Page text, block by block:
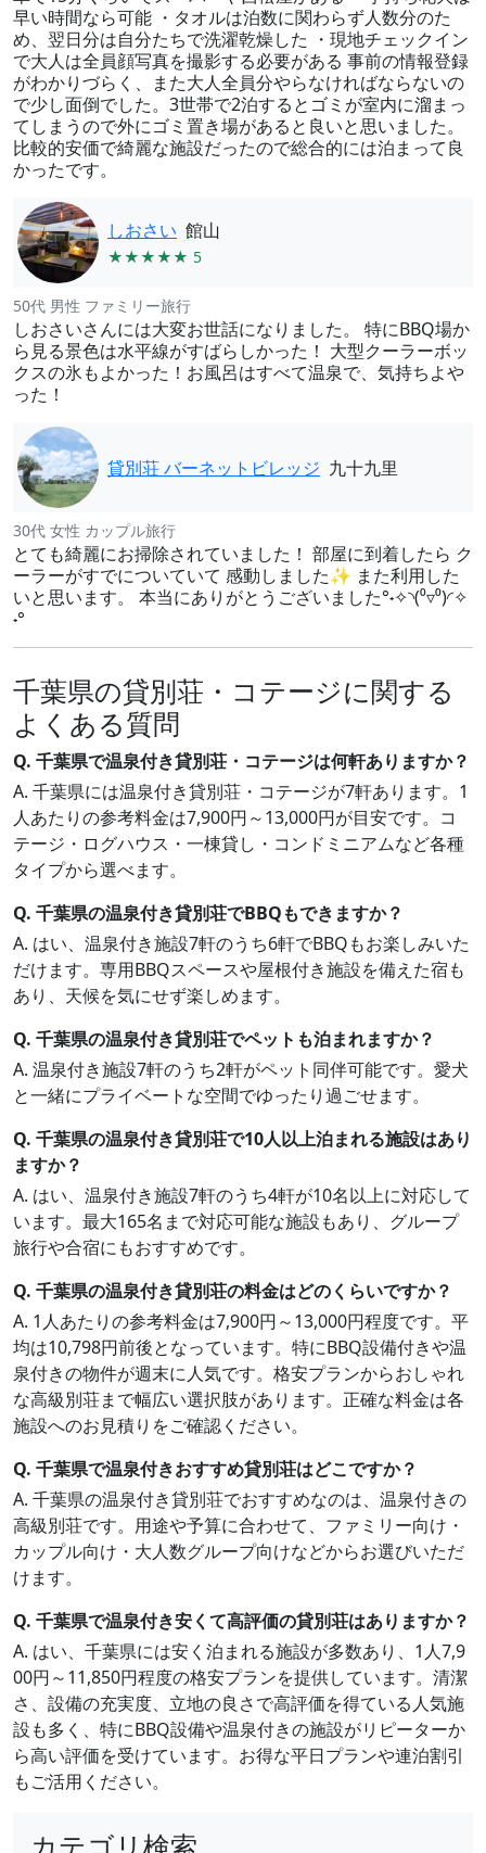
早い時間なら可能 ・タオルは泊数に関わらず人数分のた
め、翌日分は自分たちで洗濯乾燥した ・現地チェックイン
で大人は全員顔写真を撮影する必要がある 事前の情報登録
がわかりづらく、また大人全員分やらなければならないの
で少し面倒でした。3世帯で2泊するとゴミが室内に溜まっ
てしまうので外にゴミ置き場があると良いと思いました。
比較的安価で綺麗な施設だったので総合的には泊まって良
かったです。
しおさい 館山
★★★★★ 5
50代 男性 ファミリー旅行
しおさいさんには大変お世話になりました。 特にBBQ場か
ら見る景色は水平線がすばらしかった！ 大型クーラーボッ
クスの氷もよかった！お風呂はすべて温泉で、気持ちよや
った！
貸別荘 バーネットビレッジ 九十九里
30代 女性 カップル旅行
とても綺麗にお掃除されていました！ 部屋に到着したら ク
ーラーがすでについていて 感動しました✨ また利用した
いと思います。 本当にありがとうございました°˖✧◝(⁰▿⁰)◜✧
˖°
千葉県の貸別荘・コテージに関する
よくある質問
Q. 千葉県で温泉付き貸別荘・コテージは何軒ありますか？
A. 千葉県には温泉付き貸別荘・コテージが7軒あります。1
人あたりの参考料金は7,900円～13,000円が目安です。コ
テージ・ログハウス・一棟貸し・コンドミニアムなど各種
タイプから選べます。
Q. 千葉県の温泉付き貸別荘でBBQもできますか？
A. はい、温泉付き施設7軒のうち6軒でBBQもお楽しみいた
だけます。専用BBQスペースや屋根付き施設を備えた宿も
あり、天候を気にせず楽しめます。
Q. 千葉県の温泉付き貸別荘でペットも泊まれますか？
A. 温泉付き施設7軒のうち2軒がペット同伴可能です。愛犬
と一緒にプライベートな空間でゆったり過ごせます。
Q. 千葉県の温泉付き貸別荘で10人以上泊まれる施設はあり
ますか？
A. はい、温泉付き施設7軒のうち4軒が10名以上に対応して
います。最大165名まで対応可能な施設もあり、グループ
旅行や合宿にもおすすめです。
Q. 千葉県の温泉付き貸別荘の料金はどのくらいですか？
A. 1人あたりの参考料金は7,900円～13,000円程度です。平
均は10,798円前後となっています。特にBBQ設備付きや温
泉付きの物件が週末に人気です。格安プランからおしゃれ
な高級別荘まで幅広い選択肢があります。正確な料金は各
施設へのお見積りをご確認ください。
Q. 千葉県で温泉付きおすすめ貸別荘はどこですか？
A. 千葉県の温泉付き貸別荘でおすすめなのは、温泉付きの
高級別荘です。用途や予算に合わせて、ファミリー向け・
カップル向け・大人数グループ向けなどからお選びいただ
けます。
Q. 千葉県で温泉付き安くて高評価の貸別荘はありますか？
A. はい、千葉県には安く泊まれる施設が多数あり、1人7,9
00円～11,850円程度の格安プランを提供しています。清潔
さ、設備の充実度、立地の良さで高評価を得ている人気施
設も多く、特にBBQ設備や温泉付きの施設がリピーターか
ら高い評価を受けています。お得な平日プランや連泊割引
もご活用ください。
カテゴリ検索